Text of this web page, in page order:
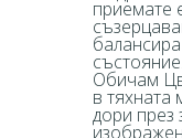
приемате
състояние.
Обичам
в тяхната
дори през